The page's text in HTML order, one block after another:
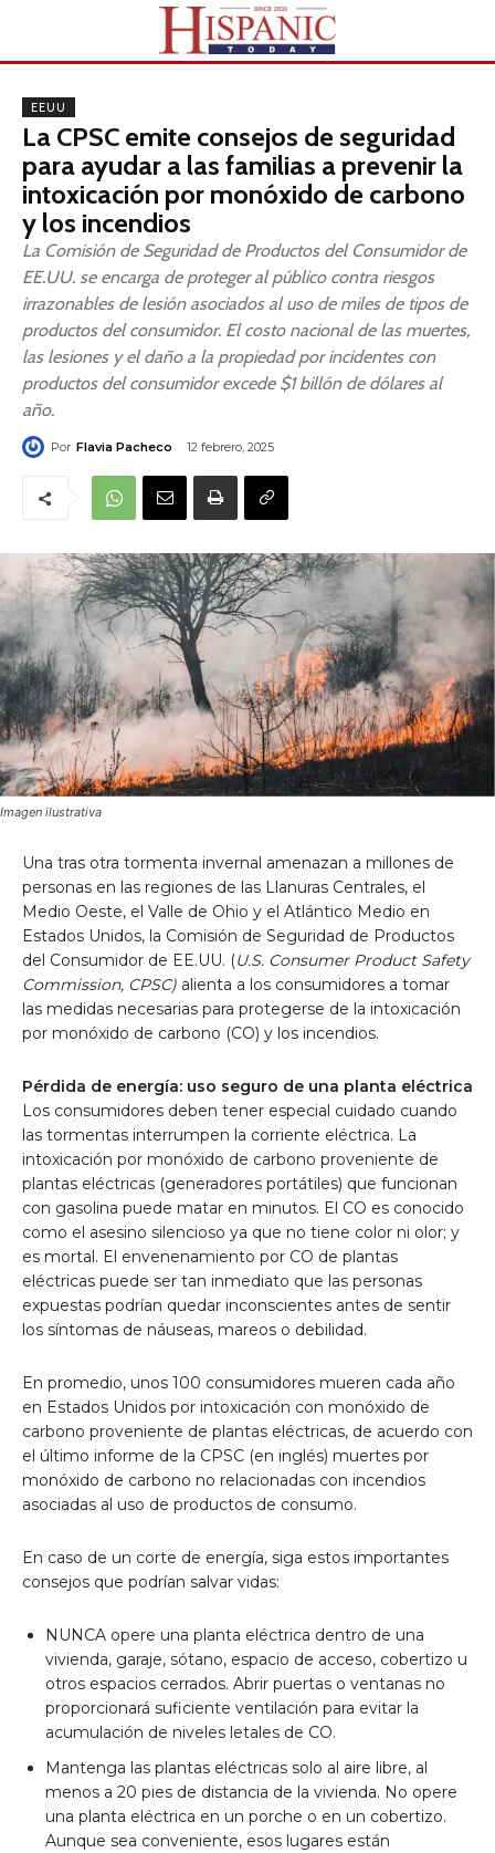
EEUU
La CPSC emite consejos de seguridad
para ayudar a las familias a prevenir la
intoxicación por monóxido de carbono
y los incendios
La Comisión de Seguridad de Productos del Consumidor de
EE.UU. se encarga de proteger al público contra riesgos
irrazonables de lesión asociados al uso de miles de tipos de
productos del consumidor. El costo nacional de las muertes,
las lesiones y el daño a la propiedad por incidentes con
productos del consumidor excede $1 billón de dólares al
año.
Por Flavia Pacheco 12 febrero, 2025
Imagen ilustrativa
Una tras otra tormenta invernal amenazan a millones de
personas en las regiones de las Llanuras Centrales, el
Medio Oeste, el Valle de Ohio y el Atlántico Medio en
Estados Unidos, la Comisión de Seguridad de Productos
del Consumidor de EE.UU. (U.S. Consumer Product Safety
Commission, CPSC) alienta a los consumidores a tomar
las medidas necesarias para protegerse de la intoxicación
por monóxido de carbono (CO) y los incendios.
Pérdida de energía: uso seguro de una planta eléctrica
Los consumidores deben tener especial cuidado cuando
las tormentas interrumpen la corriente eléctrica. La
intoxicación por monóxido de carbono proveniente de
plantas eléctricas (generadores portátiles) que funcionan
con gasolina puede matar en minutos. El CO es conocido
como el asesino silencioso ya que no tiene color ni olor; y
es mortal. El envenenamiento por CO de plantas
eléctricas puede ser tan inmediato que las personas
expuestas podrían quedar inconscientes antes de sentir
los síntomas de náuseas, mareos o debilidad.
En promedio, unos 100 consumidores mueren cada año
en Estados Unidos por intoxicación con monóxido de
carbono proveniente de plantas eléctricas, de acuerdo con
el último informe de la CPSC (en inglés) muertes por
monóxido de carbono no relacionadas con incendios
asociadas al uso de productos de consumo.
En caso de un corte de energía, siga estos importantes
consejos que podrían salvar vidas:
NUNCA opere una planta eléctrica dentro de una
vivienda, garaje, sótano, espacio de acceso, cobertizo u
otros espacios cerrados. Abrir puertas o ventanas no
proporcionará suficiente ventilación para evitar la
acumulación de niveles letales de CO.
Mantenga las plantas eléctricas solo al aire libre, al
menos a 20 pies de distancia de la vivienda. No opere
una planta eléctrica en un porche o en un cobertizo.
Aunque sea conveniente, esos lugares están